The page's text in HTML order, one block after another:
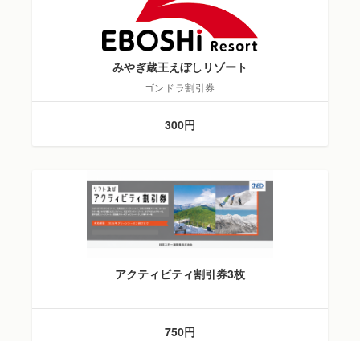
みやぎ蔵王えぼしリゾート
ゴンドラ割引券
300円
アクティビティ割引券3枚
750円